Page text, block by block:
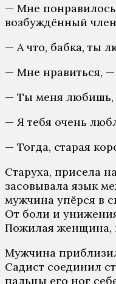
— Мне
возбуждённый
— А что, бабка, ты
— Мне нравиться,
— Ты меня любишь,
— Я тебя очень
— Тогда, старая
Старуха, присела
засовывала язык
мужчина упёрся в
От боли и
Пожилая женщина,
Мужчина
Садист соединил
пальцы его ног